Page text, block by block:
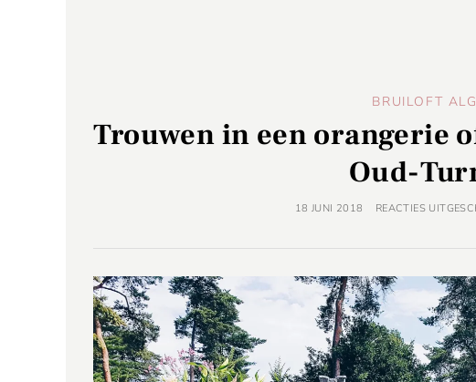
BRUILOFT
Trouwen in een orangerie
Oud-
18 JUNI 2018 REACTIES